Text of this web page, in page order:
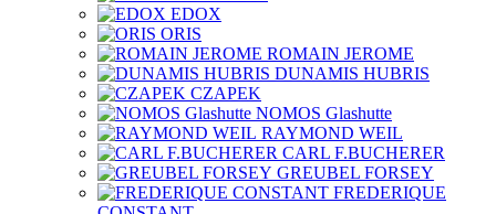
EDOX
ORIS
ROMAIN JEROME
DUNAMIS HUBRIS
CZAPEK
NOMOS Glashutte
RAYMOND WEIL
CARL F.BUCHERER
GREUBEL FORSEY
FREDERIQUE